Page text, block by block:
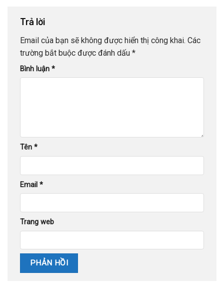
Trả lời
Email của bạn sẽ không được hiển thị công khai. Các
trường bắt buộc được đánh dấu *
Bình luận *
Tên *
Email *
Trang web